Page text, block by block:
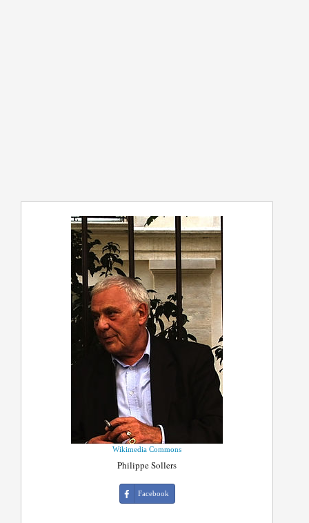
Wikimedia Commons
Philippe Sollers
Facebook